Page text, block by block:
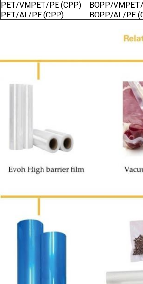
PET/VMPET/PE (CPP)
BOPP/
PET/AL/PE (CPP)
BOPP/AL/PE